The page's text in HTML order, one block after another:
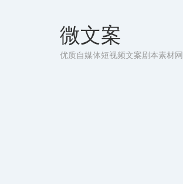
微文案
优质自媒体短视频文案剧本素材网